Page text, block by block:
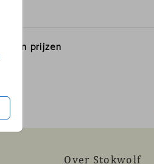
en prijzen
Over Stokwolf